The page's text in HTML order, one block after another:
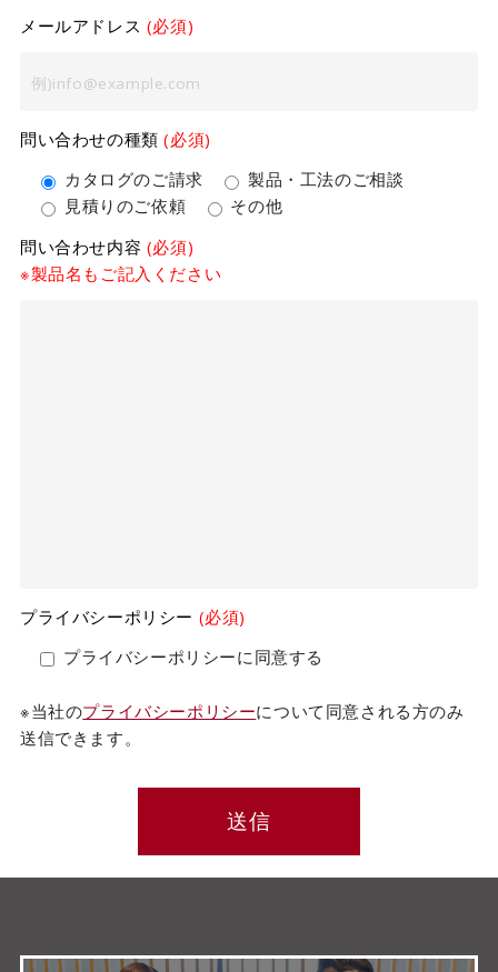
メールアドレス (必須)
問い合わせの種類(必須)
カタログのご請求
製品・工法のご相談
見積りのご依頼
その他
問い合わせ内容 (必須)
※製品名もご記入ください
プライバシーポリシー (必須)
プライバシーポリシーに同意する
※当社のプライバシーポリシーについて同意される方のみ
送信できます。